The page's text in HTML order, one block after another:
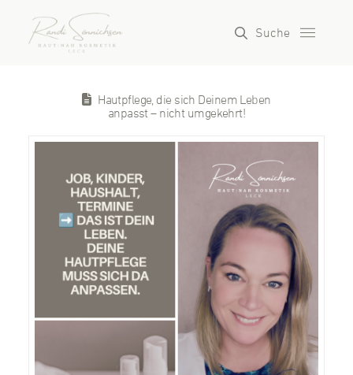
Suche
Hautpflege, die sich Deinem Leben
anpasst – nicht umgekehrt!